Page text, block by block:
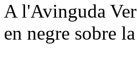
A l'Avinguda
en negre sobre